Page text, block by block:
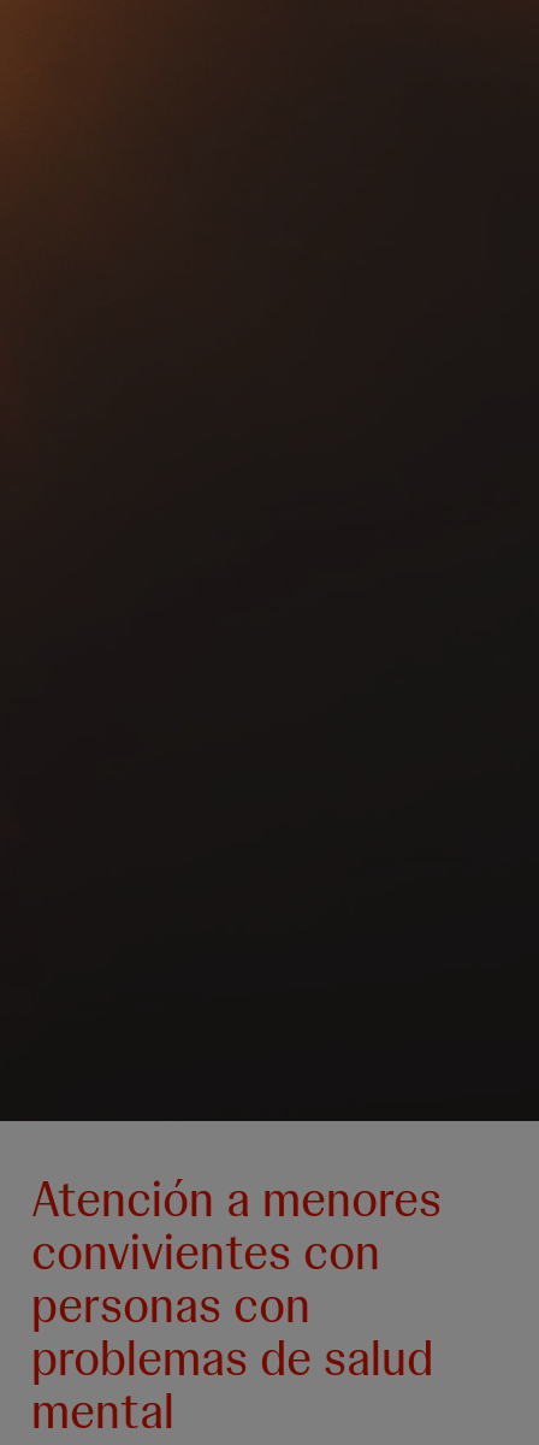
Atención a menores
convivientes con
personas con
problemas de salud
mental